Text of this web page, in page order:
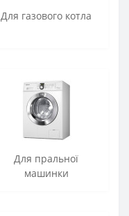
Для газового котла
Для пральної
машинки